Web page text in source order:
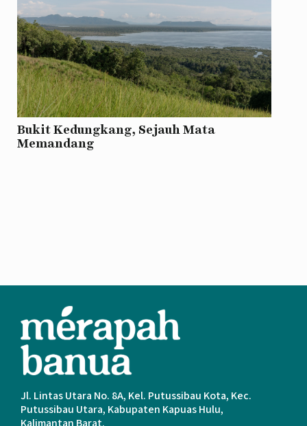
Bukit Kedungkang, Sejauh Mata
Memandang
Jl. Lintas Utara No. 8A, Kel. Putussibau Kota, Kec.
Putussibau Utara, Kabupaten Kapuas Hulu,
Kalimantan Barat.